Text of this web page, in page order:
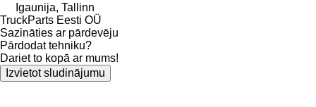
Igaunija, Tallinn
TruckParts Eesti OÜ
Sazināties ar pārdevēju
Pārdodat tehniku?
Dariet to kopā ar mums!
Izvietot sludinājumu